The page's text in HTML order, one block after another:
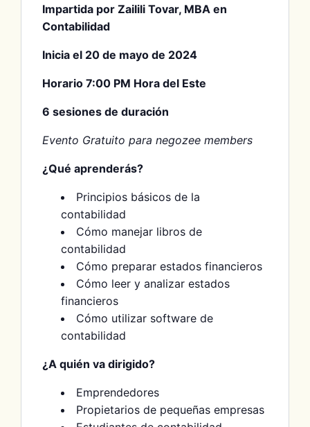
Impartida por Zailili Tovar, MBA en
Contabilidad
Inicia el 20 de mayo de 2024
Horario 7:00 PM Hora del Este
6 sesiones de duración
Evento Gratuito para negozee members
¿Qué aprenderás?
Principios básicos de la
contabilidad
Cómo manejar libros de
contabilidad
Cómo preparar estados financieros
Cómo leer y analizar estados
financieros
Cómo utilizar software de
contabilidad
¿A quién va dirigido?
Emprendedores
Propietarios de pequeñas empresas